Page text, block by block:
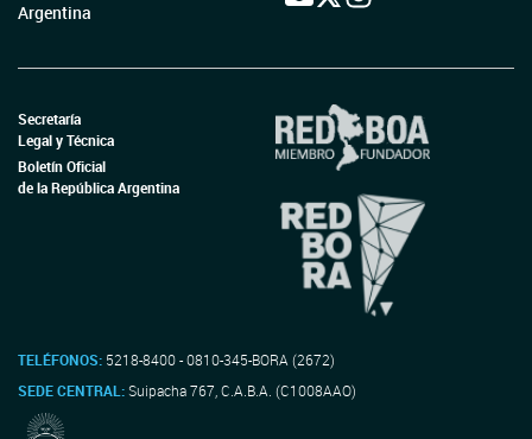
Argentina
Secretaría
Legal y Técnica
Boletín Oficial
de la República Argentina
TELÉFONOS: 5218-8400 - 0810-345-BORA (2672)
SEDE CENTRAL:Suipacha 767, C.A.B.A. (C1008AAO)